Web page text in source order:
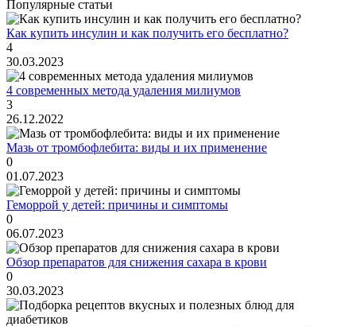
Популярные статьи
Как купить инсулин и как получить его бесплатно?
4
30.03.2023
4 современных метода удаления милиумов
3
26.12.2022
Мазь от тромбофлебита: виды и их применение
0
01.07.2023
Геморрой у детей: причины и симптомы
0
06.07.2023
Обзор препаратов для снижения сахара в крови
0
30.03.2023